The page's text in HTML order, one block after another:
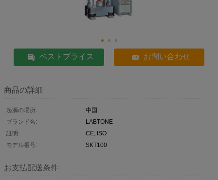
ベストプライス お問い合わせ
商品の詳細
起源の場所:
中国
ブランド名:
LABTONE
証明:
CE, ISO
モデル番号:
SKT100
お支払配送条件